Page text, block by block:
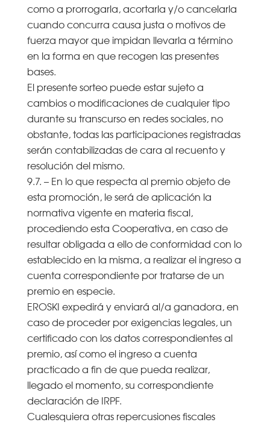
como a prorrogarla, acortarla y/o cancelarla
cuando concurra causa justa o motivos de
fuerza mayor que impidan llevarla a término
en la forma en que recogen las presentes
bases.
El presente sorteo puede estar sujeto a
cambios o modificaciones de cualquier tipo
durante su transcurso en redes sociales, no
obstante, todas las participaciones registradas
serán contabilizadas de cara al recuento y
resolución del mismo.
9.7. – En lo que respecta al premio objeto de
esta promoción, le será de aplicación la
normativa vigente en materia fiscal,
procediendo esta Cooperativa, en caso de
resultar obligada a ello de conformidad con lo
establecido en la misma, a realizar el ingreso a
cuenta correspondiente por tratarse de un
premio en especie.
EROSKI expedirá y enviará al/a ganadora, en
caso de proceder por exigencias legales, un
certificado con los datos correspondientes al
premio, así como el ingreso a cuenta
practicado a fin de que pueda realizar,
llegado el momento, su correspondiente
declaración de IRPF.
Cualesquiera otras repercusiones fiscales